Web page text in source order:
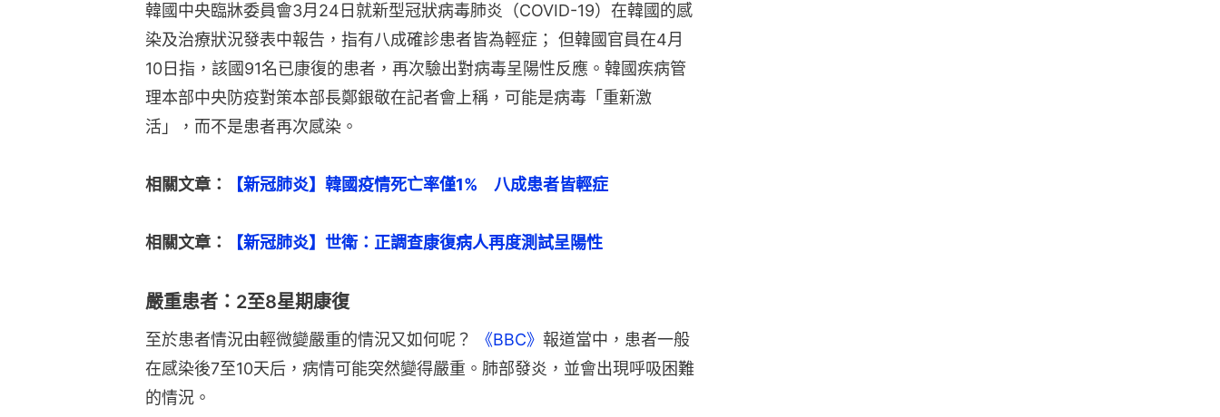
韓國中央臨牀委員會3月24日就新型冠狀病毒肺炎（COVID-19）在韓國的感
染及治療狀況發表中報告，指有八成確診患者皆為輕症； 但韓國官員在4月
10日指，該國91名已康復的患者，再次驗出對病毒呈陽性反應。韓國疾病管
理本部中央防疫對策本部長鄭銀敬在記者會上稱，可能是病毒「重新激
活」，而不是患者再次感染。
相關文章： 【新冠肺炎】韓國疫情死亡率僅1%　八成患者皆輕症
相關文章： 【新冠肺炎】世衛：正調查康復病人再度測試呈陽性
嚴重患者：2至8星期康復
至於患者情況由輕微變嚴重的情況又如何呢？ 《BBC》 報道當中，患者一般
在感染後7至10天后，病情可能突然變得嚴重。肺部發炎，並會出現呼吸困難
的情況。